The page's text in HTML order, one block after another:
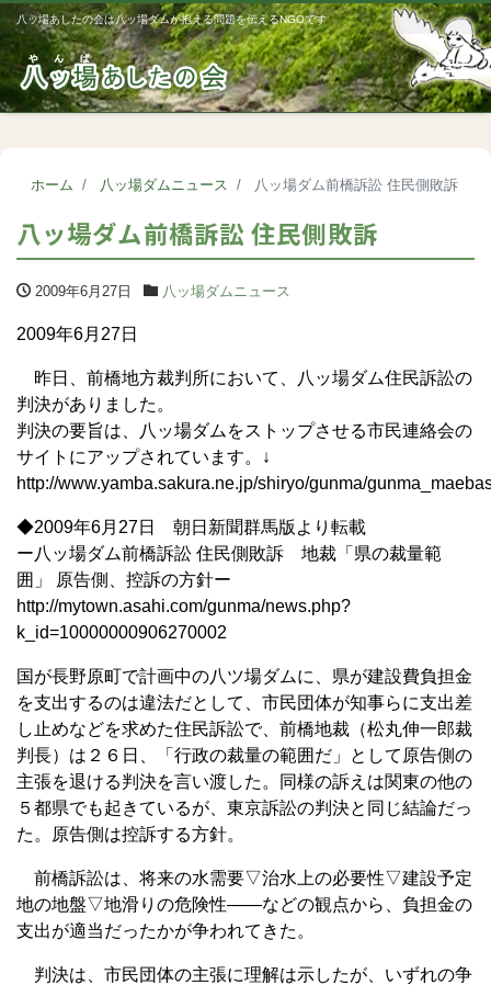
八ッ場あしたの会は八ッ場ダムが抱える問題を伝えるNGOです
ホーム 八ッ場ダムニュース 八ッ場ダム前橋訴訟 住民側敗訴
八ッ場ダム前橋訴訟 住民側敗訴
2009年6月27日 八ッ場ダムニュース
2009年6月27日
昨日、前橋地方裁判所において、八ッ場ダム住民訴訟の
判決がありました。
判決の要旨は、八ッ場ダムをストップさせる市民連絡会の
サイトにアップされています。↓
http://www.yamba.sakura.ne.jp/shiryo/gunma/
◆2009年6月27日 朝日新聞群馬版より転載
ー八ッ場ダム前橋訴訟 住民側敗訴 地裁「県の裁量範
囲」 原告側、控訴の方針ー
http://mytown.asahi.com/gunma/news.php?
k_id=10000000906270002
国が長野原町で計画中の八ツ場ダムに、県が建設費負担金
を支出するのは違法だとして、市民団体が知事らに支出差
し止めなどを求めた住民訴訟で、前橋地裁（松丸伸一郎裁
判長）は２６日、「行政の裁量の範囲だ」として原告側の
主張を退ける判決を言い渡した。同様の訴えは関東の他の
５都県でも起きているが、東京訴訟の判決と同じ結論だっ
た。原告側は控訴する方針。
前橋訴訟は、将来の水需要▽治水上の必要性▽建設予定
地の地盤▽地滑りの危険性――などの観点から、負担金の
支出が適当だったかが争われてきた。
判決は、市民団体の主張に理解は示したが、いずれの争